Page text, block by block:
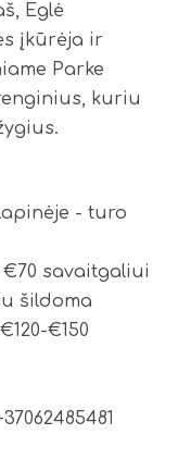
Eglė
įkūrėja ir
Parke
kuriu
- turo
€70 savaitgaliui
šildoma
€150
+37062485481